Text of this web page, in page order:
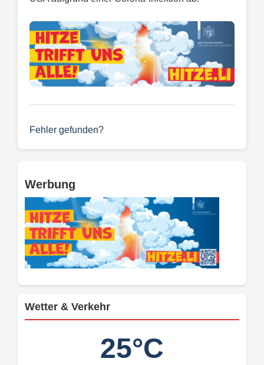
Fehler gefunden?
Werbung
Wetter & Verkehr
25°C